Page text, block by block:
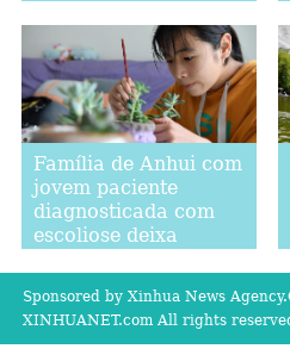
Família de Anhui com
jovem paciente
diagnosticada com
escoliose deixa
Sponsored by Xinhua News
XINHUANET.com All rights